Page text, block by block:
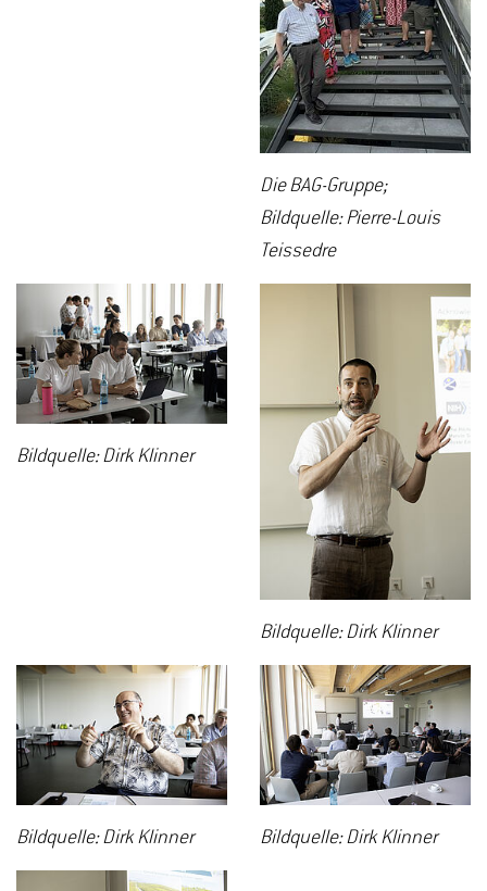
Die BAG-Gruppe;
Bildquelle: Pierre-Louis
Teissedre
Bildquelle: Dirk Klinner
Bildquelle: Dirk Klinner
Bildquelle: Dirk Klinner Bildquelle: Dirk Klinner